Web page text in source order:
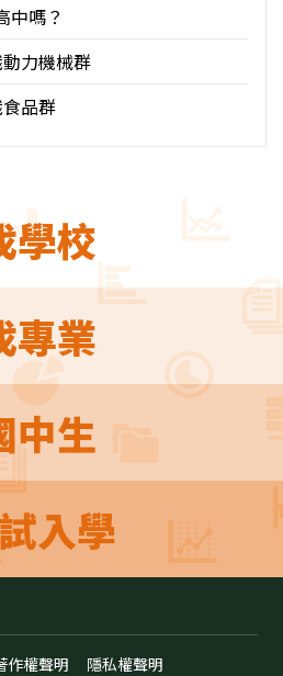
中嗎？
動力機械群
食品群
學校
專業
中生
入學
作權聲明 隱私權聲明